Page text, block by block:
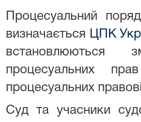
Процесуальний
визначається ЦПК
встановлюються
процесуальних
процесуальних
Суд та учасники